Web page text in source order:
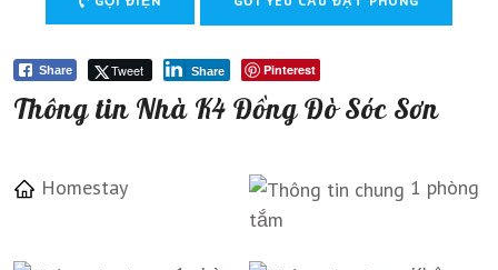
Share Tweet Share Pinterest
Thông tin Nhà K4 Đồng Đò Sóc Sơn
Homestay
1 phòng
tắm